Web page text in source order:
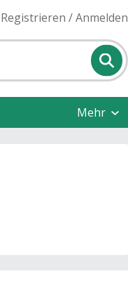
Registrieren / Anmelden
Mehr